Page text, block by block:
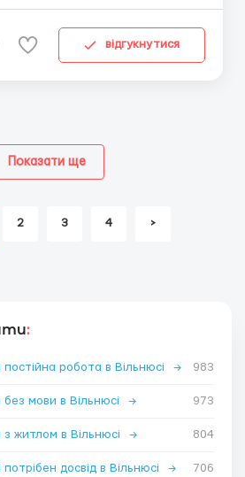
відгукнутися
2 3 4 >
Показати ще
:
постійна робота в Вільнюсі → 983
без мови в Вільнюсі → 973
з житлом в Вільнюсі → 804
досвід в Вільнюсі → 706